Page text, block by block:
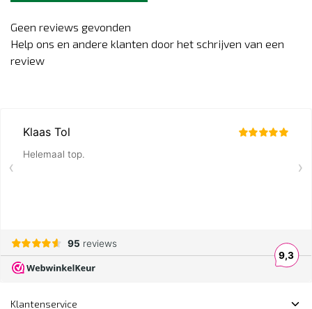
Geen reviews gevonden
Help ons en andere klanten door het schrijven van een
review
Klantenservice